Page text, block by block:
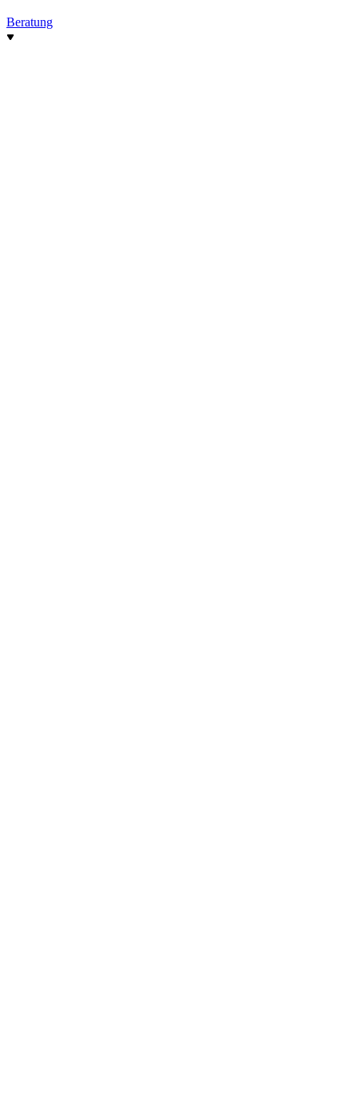
Beratung